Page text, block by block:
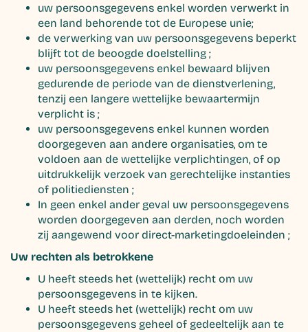
uw persoonsgegevens enkel worden verwerkt in
een land behorende tot de Europese unie;
de verwerking van uw persoonsgegevens beperkt
blijft tot de beoogde doelstelling ;
uw persoonsgegevens enkel bewaard blijven
gedurende de periode van de dienstverlening,
tenzij een langere wettelijke bewaartermijn
verplicht is ;
uw persoonsgegevens enkel kunnen worden
doorgegeven aan andere organisaties, om te
voldoen aan de wettelijke verplichtingen, of op
uitdrukkelijk verzoek van gerechtelijke instanties
of politiediensten ;
In geen enkel ander geval uw persoonsgegevens
worden doorgegeven aan derden, noch worden
zij aangewend voor direct-marketingdoeleinden ;
Uw rechten als betrokkene
U heeft steeds het (wettelijk) recht om uw
persoonsgegevens in te kijken.
U heeft steeds het (wettelijk) recht om uw
persoonsgegevens geheel of gedeeltelijk aan te